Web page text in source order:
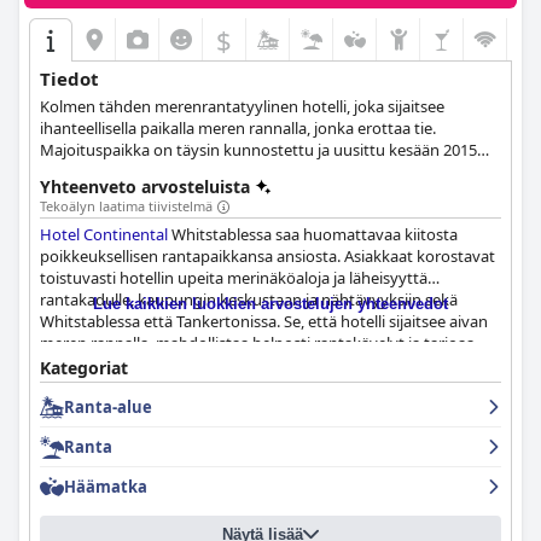
$
Tiedot
Kolmen tähden merenrantatyylinen hotelli, joka sijaitsee
ihanteellisella paikalla meren rannalla, jonka erottaa tie.
Majoituspaikka on täysin kunnostettu ja uusittu kesään 2015
kävelymatka.
Yhteenveto arvosteluista
Tekoälyn laatima tiivistelmä
Hotel ContinentalWhitstablessa saa huomattavaa kiitosta
poikkeuksellisen rantapaikkansa ansiosta. Asiakkaat korostavat
toistuvasti hotellin upeita merinäköaloja ja läheisyyttä
rantakadulle, kaupungin keskustaan ja nähtävyyksiin sekä
Whitstablessa että Tankertonissa. Se, että hotelli sijaitsee aivan
meren rannalla, mahdollistaa helposti rantakävelyt ja tarjoaa
panoraamanäkymät Thamesin suistoalueelle, tekee siitä
ihanteellisen tukikohdan alueen tutkimiseen. Siistit ja viihtyisät
huoneet, joista osassa on merinäköalaparvekkeet, parantavat
henkilökunta ja paikan päällä oleva pysäköinti.
AamiainenHotel Continental
issa saa laajalti kiitosta laadustaan,
valikoimastaan ja tuoreista raaka-aineistaan. Asiakkaat nauttivat
Lue kaikkien luokkien arvostelujen yhteenvedot
Kategoriat
Ranta-alue
Ranta
Häämatka
Näytä lisää